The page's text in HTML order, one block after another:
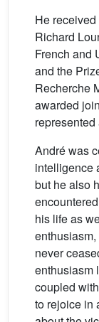
He
Richard
French and
and the
Recherche
awarded
André was
intelligence
but he also
his life as
never
enthusiasm
coupled
to rejoice in